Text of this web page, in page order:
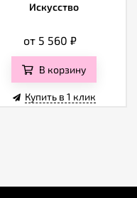
Искусство
от 5 560 ₽
В корзину
Купить в 1 клик